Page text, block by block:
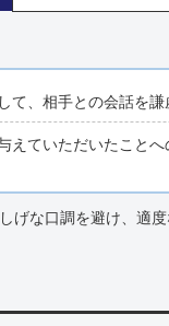
て、相手との会話を謙
えていただいたことへ
げな口調を避け、適